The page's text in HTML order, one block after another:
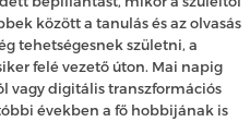
között a tanulás és az olvasás
tehetségesnek születni, a
felé vezető úton. Mai napig
vagy digitális transzformációs
években a fő hobbijának is